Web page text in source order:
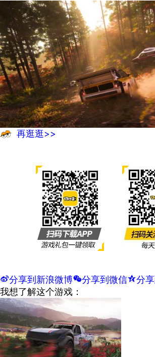
再逛逛>>
t分享到新浪微博w分享到微信z分
我想了解这个游戏：